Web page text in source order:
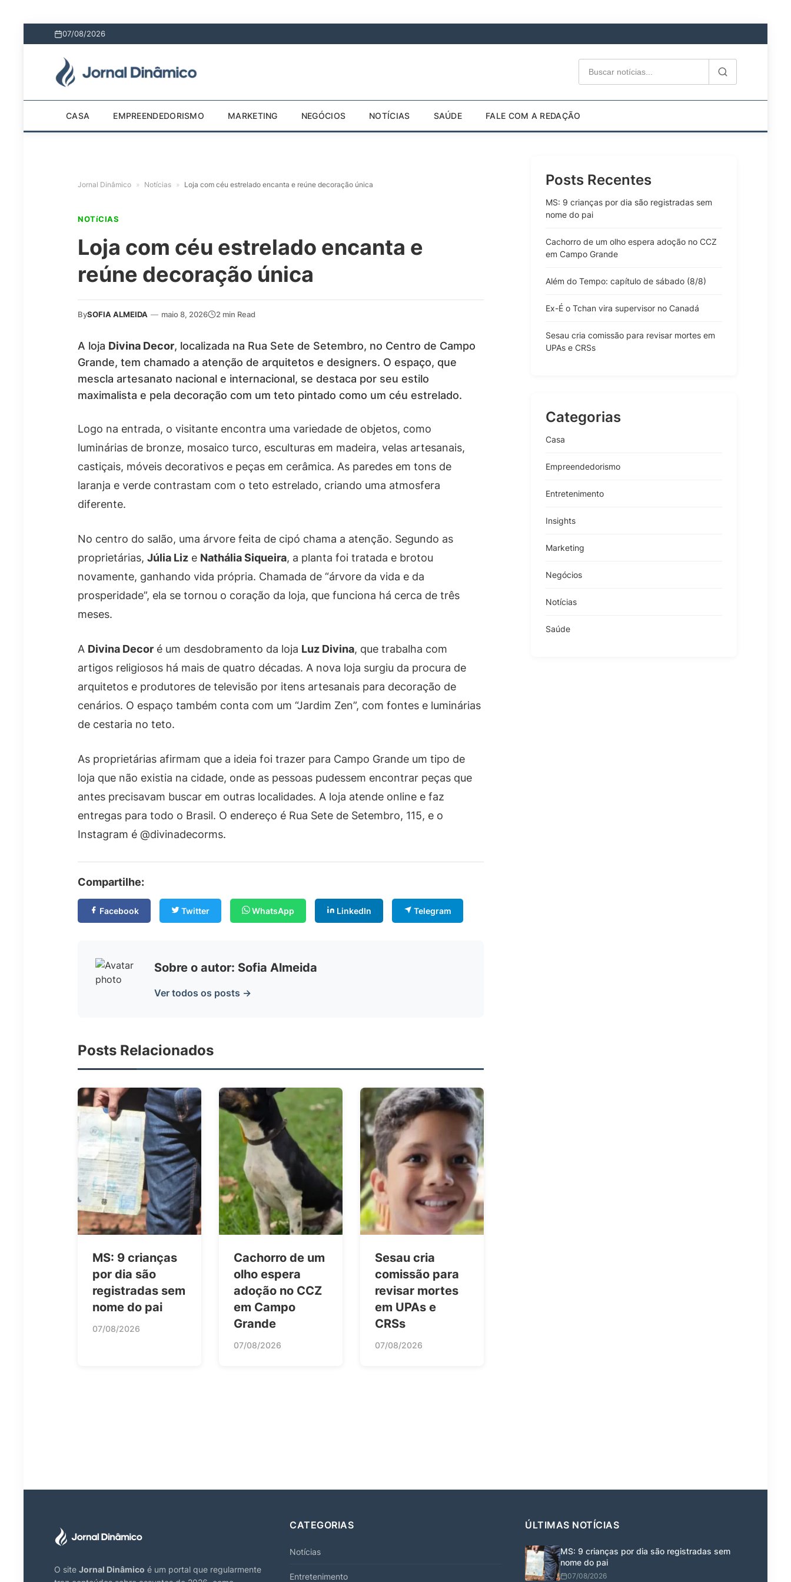
07/08/2026
CASA EMPREENDEDORISMO MARKETING NEGÓCIOS NOTÍCIAS SAÚDE FALE COM A REDAÇÃO
Jornal Dinâmico » Notícias » Loja com céu estrelado encanta e reúne decoração única
NOTíCIAS
Loja com céu estrelado encanta e
reúne decoração única
BySOFIA ALMEIDA — maio 8, 2026 2 min Read
A loja Divina Decor, localizada na Rua Sete de Setembro, no Centro de Campo
Grande, tem chamado a atenção de arquitetos e designers. O espaço, que
mescla artesanato nacional e internacional, se destaca por seu estilo
maximalista e pela decoração com um teto pintado como um céu estrelado.
Logo na entrada, o visitante encontra uma variedade de objetos, como
luminárias de bronze, mosaico turco, esculturas em madeira, velas artesanais,
castiçais, móveis decorativos e peças em cerâmica. As paredes em tons de
laranja e verde contrastam com o teto estrelado, criando uma atmosfera
diferente.
No centro do salão, uma árvore feita de cipó chama a atenção. Segundo as
proprietárias, Júlia Liz e Nathália Siqueira, a planta foi tratada e brotou
novamente, ganhando vida própria. Chamada de “árvore da vida e da
prosperidade”, ela se tornou o coração da loja, que funciona há cerca de três
meses.
A Divina Decor é um desdobramento da loja Luz Divina, que trabalha com
artigos religiosos há mais de quatro décadas. A nova loja surgiu da procura de
arquitetos e produtores de televisão por itens artesanais para decoração de
cenários. O espaço também conta com um “Jardim Zen”, com fontes e luminárias
de cestaria no teto.
As proprietárias afirmam que a ideia foi trazer para Campo Grande um tipo de
loja que não existia na cidade, onde as pessoas pudessem encontrar peças que
antes precisavam buscar em outras localidades. A loja atende online e faz
entregas para todo o Brasil. O endereço é Rua Sete de Setembro, 115, e o
Instagram é @divinadecorms.
Compartilhe:
Facebook Twitter WhatsApp LinkedIn Telegram
Sobre o autor: Sofia Almeida
Ver todos os posts →
Posts Relacionados
MS: 9 crianças
por dia são
registradas sem
nome do pai
07/08/2026
Cachorro de um
olho espera
adoção no CCZ
em Campo
Grande
07/08/2026
Sesau cria
comissão para
revisar mortes
em UPAs e
CRSs
07/08/2026
Posts Recentes
MS: 9 crianças por dia são registradas sem
nome do pai
Cachorro de um olho espera adoção no CCZ
em Campo Grande
Além do Tempo: capítulo de sábado (8/8)
Ex-É o Tchan vira supervisor no Canadá
Sesau cria comissão para revisar mortes em
UPAs e CRSs
Categorias
Casa
Empreendedorismo
Entretenimento
Insights
Marketing
Negócios
Notícias
Saúde
O site Jornal Dinâmico é um portal que regularmente
CATEGORIAS
Notícias
Entretenimento
ÚLTIMAS NOTÍCIAS
MS: 9 crianças por dia são registradas sem
nome do pai
07/08/2026